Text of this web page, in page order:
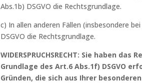
Abs.1b) DSGVO die Rechtsgrundlage.
c) In allen anderen Fällen (insbesondere
DSGVO die Rechtsgrundlage.
WIDERSPRUCHSRECHT: Sie haben
Grundlage des Art.6 Abs.1f) DSGVO
Gründen, die sich aus Ihrer